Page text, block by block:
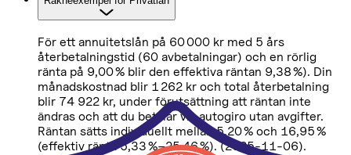
För ett annuitetslån på 60 000 kr med 5 års
återbetalningstid (60 avbetalningar) och en rörlig
ränta på 9,00 % blir den effektiva räntan 9,38 %). Din
månadskostnad blir 1 262 kr och total återbetalning
blir 74 922 kr, under förutsättning att räntan inte
ändras och att du betalar via autogiro utan avgifter.
Räntan sätts individuellt mellan 5,20 % och 16,95 %
(effektiv ränta 5,33 %–25,46 %). (2025-11-06).